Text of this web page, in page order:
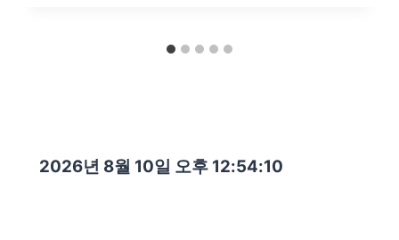
2026년 8월 10일 오후 12:54:11